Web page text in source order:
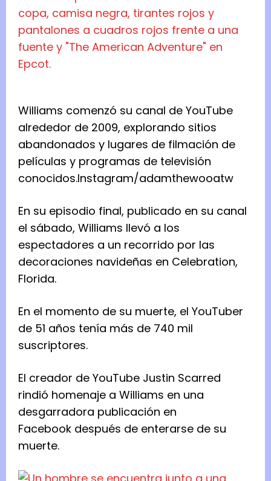
Williams comenzó su canal de YouTube
alrededor de 2009, explorando sitios
abandonados y lugares de filmación de
películas y programas de televisión
conocidos.Instagram/adamthewooatw
En su episodio final, publicado en su canal
el sábado, Williams llevó a los
espectadores a un recorrido por las
decoraciones navideñas en Celebration,
Florida.
En el momento de su muerte, el YouTuber
de 51 años tenía más de 740 mil
suscriptores.
El creador de YouTube Justin Scarred
rindió homenaje a Williams en una
desgarradora publicación en
Facebook después de enterarse de su
muerte.